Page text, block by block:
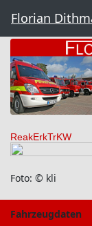
Florian
ReakErkTrKW
Foto: © kli
Fahrzeugdaten